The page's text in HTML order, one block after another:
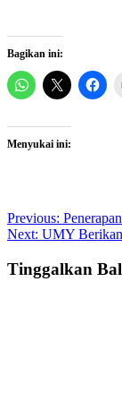
Bagikan ini:
Menyukai ini:
Post
navigation
Previous:
Next: UMY
Tinggalkan